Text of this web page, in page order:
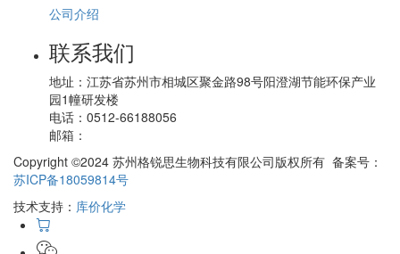
公司介绍
联系我们
地址： 江苏省苏州市相城区聚金路98号阳澄湖节能环保产业
园1幢研发楼
电话： 0512-66188056
邮箱：
Copyright ©2024 苏州格锐思生物科技有限公司版权所有 备案号：
苏ICP备18059814号
技术支持： 库价化学